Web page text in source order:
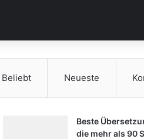
Beliebt Neueste
Beste
die mehr als 90